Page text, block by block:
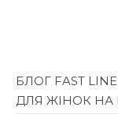
БЛОГ FAST
ДЛЯ ЖІНОК НА